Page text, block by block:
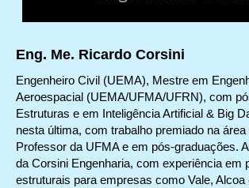
Eng. Me. Ricardo Corsini
Engenheiro Civil (UEMA), Mestre em
Aeroespacial (UEMA/UFMA/UFRN), com
Estruturas e em Inteligência Artificial & Big
nesta última, com trabalho premiado na
Professor da UFMA e em pós-graduações.
da Corsini Engenharia, com experiência em
estruturais para empresas como Vale, Alcoa